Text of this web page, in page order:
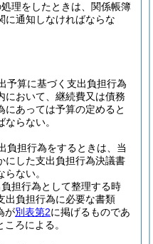
理をしたときは、関係帳簿
に通知しなければならな
予算に基づく支出負担行為
において、継続費又は債務
にあっては予算の定めると
らない。
負担行為をするときは、当
にした支出負担行為決議書
ない。
担行為として整理する時
出負担行為に必要な書類
が別表第2に掲げるものであ
ころによる。